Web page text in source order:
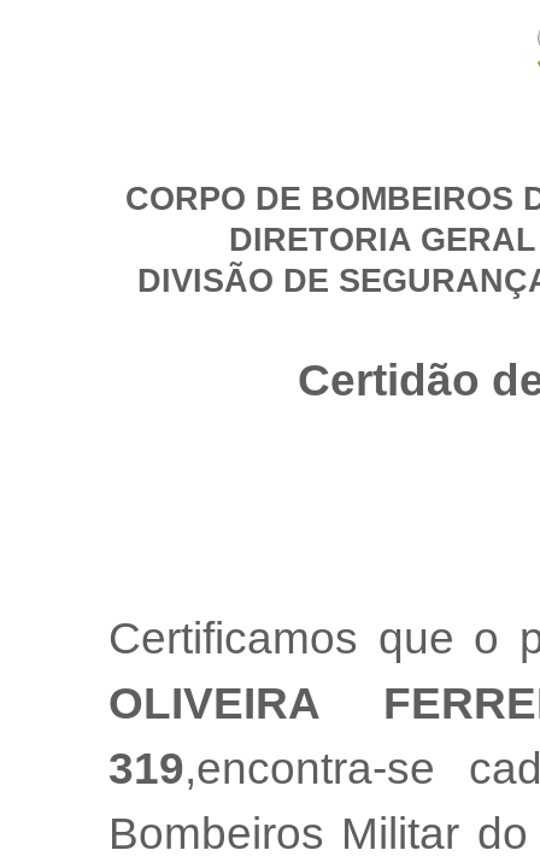
CORPO DE BOMBEIROS
DIRETORIA
DIVISÃO DE
Certidão
Certificamos que o
OLIVEIRA
319,encontra-se
Bombeiros Militar